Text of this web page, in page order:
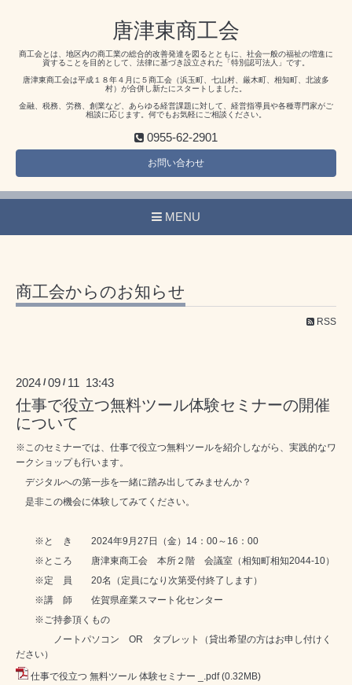
唐津東商工会
商工会とは、地区内の商工業の総合的改善発達を図るとともに、社会一般の福祉の増進に
資することを目的として、法律に基づき設立された「特別認可法人」です。
唐津東商工会は平成１８年４月に５商工会（浜玉町、七山村、厳木町、相知町、北波多
村）が合併し新たにスタートしました。
金融、税務、労務、創業など、あらゆる経営課題に対して、経営指導員や各種専門家がご
相談に応じます。何でもお気軽にご相談ください。
0955-62-2901
お問い合わせ
MENU
商工会からのお知らせ
RSS
2024 /09 / 11 13:43
仕事で役立つ無料ツール体験セミナーの開催
について
※このセミナーでは、仕事で役立つ無料ツールを紹介しながら、実践的なワ
ークショップも行います。
デジタルへの第一歩を一緒に踏み出してみませんか？
是非この機会に体験してみてください。
※と き 2024年9月27日（金）14：00～16：00
※ところ 唐津東商工会 本所２階 会議室（相知町相知2044-10）
※定 員 20名（定員になり次第受付終了します）
※講 師 佐賀県産業スマート化センター
※ご持参頂くもの
ノートパソコン OR タブレット（貸出希望の方はお申し付けく
ださい）
仕事で役立つ 無料ツール 体験セミナー _.pdf (0.32MB)